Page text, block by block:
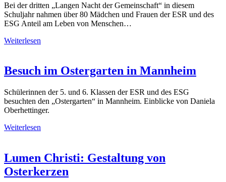
Bei der dritten „Langen Nacht der Gemeinschaft“ in diesem
Schuljahr nahmen über 80 Mädchen und Frauen der ESR und des
ESG Anteil am Leben von Menschen…
Weiterlesen
Besuch im Ostergarten in Mannheim
Schülerinnen der 5. und 6. Klassen der ESR und des ESG
besuchten den „Ostergarten“ in Mannheim. Einblicke von Daniela
Oberhettinger.
Weiterlesen
Lumen Christi: Gestaltung von
Osterkerzen